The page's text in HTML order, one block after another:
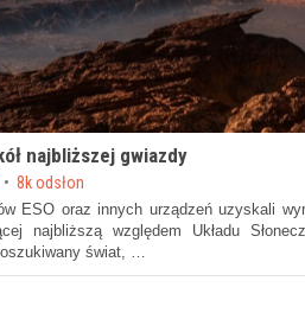
najbliższej gwiazdy
8k odsłon
ESO oraz innych urządzeń uzyskali
najbliższą względem Układu
świat, …